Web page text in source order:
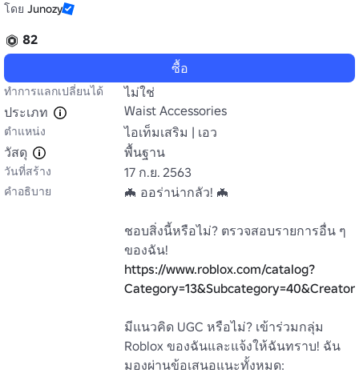
โดย Junozy
82
ซื้อ
ทำการแลกเปลี่ยนได้
ไม่ใช่
ประเภท
Waist Accessories
ตำแหน่ง
ไอเท็มเสริม | เอว
วัสดุ
พื้นฐาน
วันที่สร้าง 17 ก.ย. 2563
คำอธิบาย 🦇 ออร่าน่ากลัว! 🦇
ชอบสิ่งนี้หรือไม่? ตรวจสอบรายการอื่น ๆ
https://www.roblox.com/catalog?
มีแนวคิด UGC หรือไม่? เข้าร่วมกลุ่ม
Roblox ของฉันและแจ้งให้ฉันทราบ! ฉัน